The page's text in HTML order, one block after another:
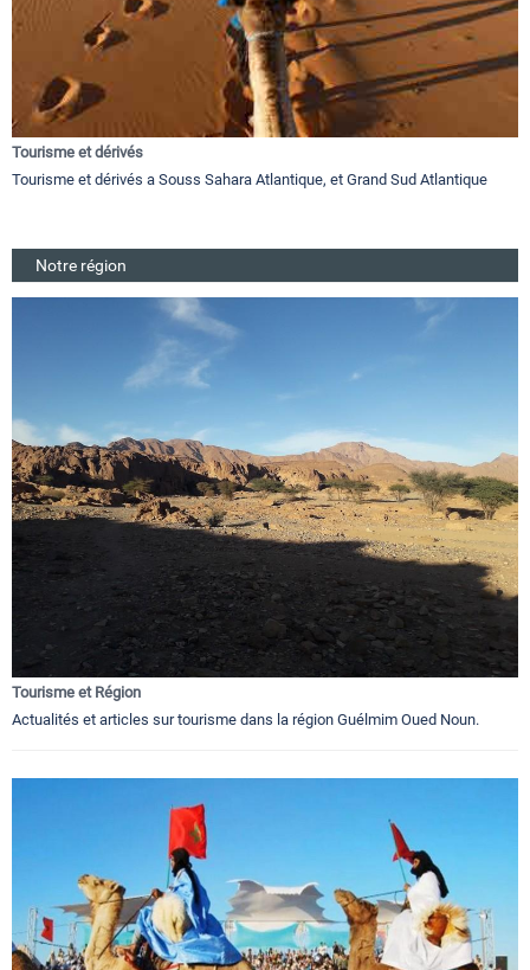
Tourisme et dérivés
Tourisme et dérivés a Souss Sahara Atlantique, et Grand Sud Atlantique
Notre région
Tourisme et Région
Actualités et articles sur tourisme dans la région Guélmim Oued Noun.